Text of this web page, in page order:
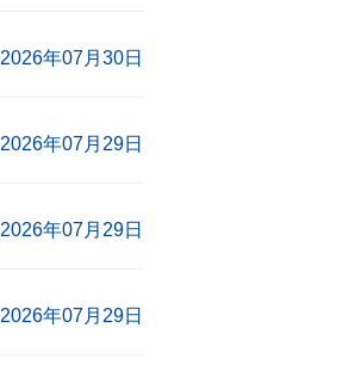
2026年07月30日
2026年07月29日
2026年07月29日
2026年07月29日